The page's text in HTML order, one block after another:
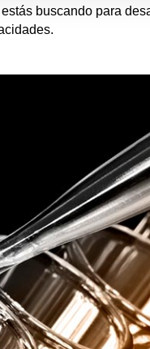
buscando para